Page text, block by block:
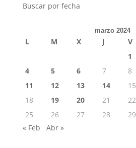
Buscar por fecha
marzo 2024
L M X J V
1
4
5 6 7 8
11
12 13 14 15
18
19 20 21 22
25
26 27 28 29
« Feb
Abr »